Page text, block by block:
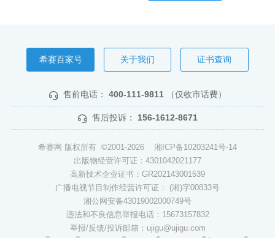
希赛百家号 关于我们 证书查询
售前电话： 400-111-9811 （仅收市话费）
售后投诉： 156-1612-8671
希赛网 版权所有 ©2001-2026 湘ICP备10203241号-14
出版物经营许可证：4301042021177
高新技术企业证书：GR202143001539
广播电视节目制作经营许可证： (湘)字00833号
湘公网安备43019002000749号
违法和不良信息举报电话：15673157832
举报/反馈/投诉邮箱：ujigu@ujigu.com